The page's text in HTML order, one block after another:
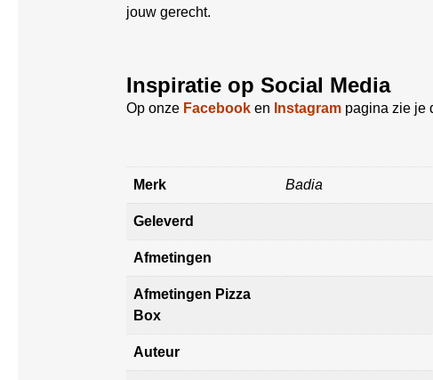
jouw gerecht.
Inspiratie op Social Media
Op onze Facebook en Instagram pagina zie je
Merk Badia
Geleverd
Afmetingen
Afmetingen Pizza
Box
Auteur